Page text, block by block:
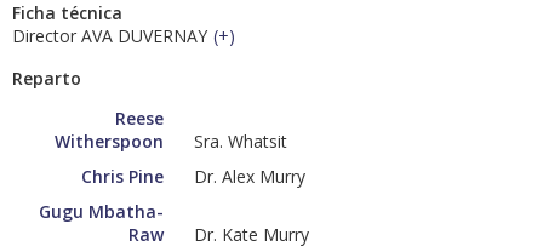
Ficha técnica
Director AVA DUVERNAY (+)
Reparto
Reese
Witherspoon
Sra. Whatsit
Chris Pine
Dr. Alex Murry
Gugu Mbatha-
Raw
Dr. Kate Murry